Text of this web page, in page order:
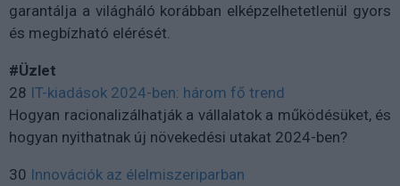
garantálja a világháló korábban elképzelhetetlenül gyors
és megbízható elérését.
#Üzlet
28 IT-kiadások 2024-ben: három fő trend
Hogyan racionalizálhatják a vállalatok a működésüket, és
hogyan nyithatnak új növekedési utakat 2024-ben?
30 Innovációk az élelmiszeriparban